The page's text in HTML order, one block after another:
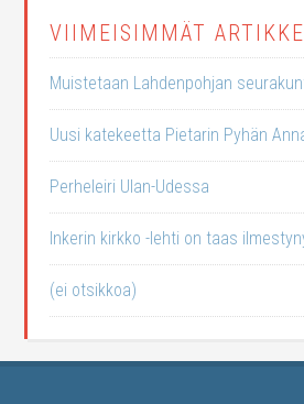
VIIMEISIMMÄT
Muistetaan Lahdenpohjan
Uusi katekeetta Pietarin Pyhän
Perheleiri Ulan-Udessa
Inkerin kirkko -lehti on taas
(ei otsikkoa)